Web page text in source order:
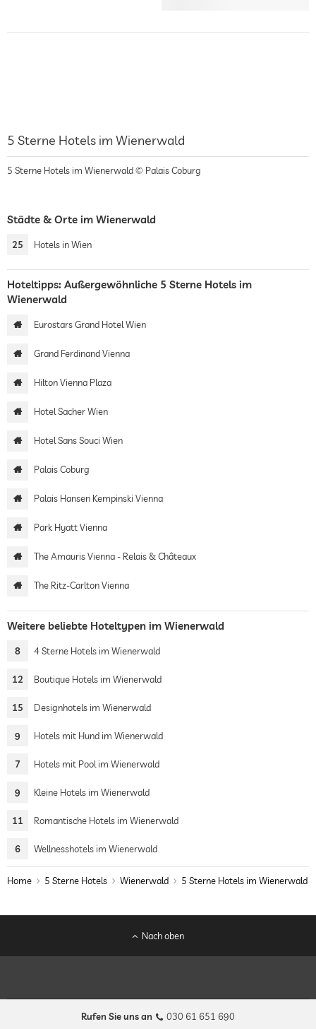
5 Sterne Hotels im Wienerwald
5 Sterne Hotels im Wienerwald © Palais Coburg
Städte & Orte im Wienerwald
25 Hotels in Wien
Hoteltipps: Außergewöhnliche 5 Sterne Hotels im
Wienerwald
Eurostars Grand Hotel Wien
Grand Ferdinand Vienna
Hilton Vienna Plaza
Hotel Sacher Wien
Hotel Sans Souci Wien
Palais Coburg
Palais Hansen Kempinski Vienna
Park Hyatt Vienna
The Amauris Vienna - Relais & Châteaux
The Ritz-Carlton Vienna
Weitere beliebte Hoteltypen im Wienerwald
8 4 Sterne Hotels im Wienerwald
12 Boutique Hotels im Wienerwald
15 Designhotels im Wienerwald
9 Hotels mit Hund im Wienerwald
7 Hotels mit Pool im Wienerwald
9 Kleine Hotels im Wienerwald
11 Romantische Hotels im Wienerwald
6 Wellnesshotels im Wienerwald
Home 5 Sterne Hotels Wienerwald 5 Sterne Hotels im Wienerwald
Nach oben
Rufen Sie uns an
030 61 651 690